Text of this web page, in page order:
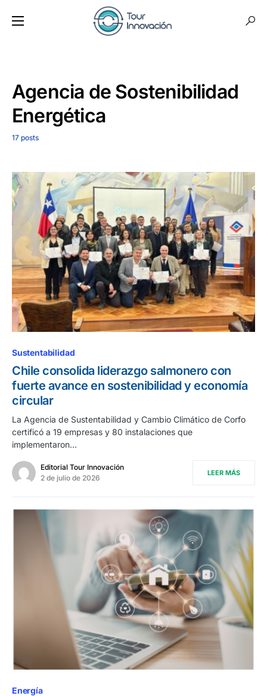
Agencia de Sostenibilidad
Energética
17 posts
Sustentabilidad
Chile consolida liderazgo salmonero con
fuerte avance en sostenibilidad y economía
circular
La Agencia de Sustentabilidad y Cambio Climático de Corfo
certificó a 19 empresas y 80 instalaciones que
implementaron…
Editorial Tour Innovación
2 de julio de 2026
LEER MÁS
Energía